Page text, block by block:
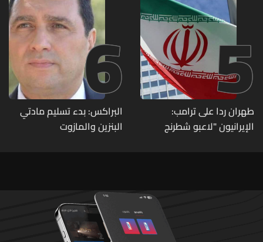
5
طهران ردا على ترامب:
الإيرانيون "لاعبو شطرنج
6
البراكس: بدء تسليم مادتي
البنزين والمازوت